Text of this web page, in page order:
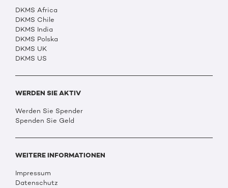
DKMS Africa
DKMS Chile
DKMS India
DKMS Polska
DKMS UK
DKMS US
WERDEN SIE AKTIV
Werden Sie Spender
Spenden Sie Geld
WEITERE INFORMATIONEN
Impressum
Datenschutz